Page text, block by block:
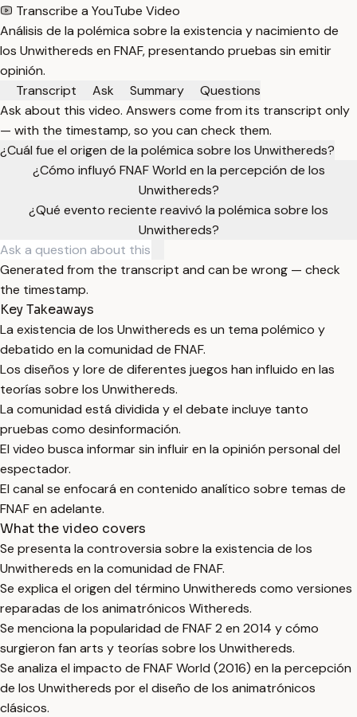
Transcribe a YouTube Video
Análisis de la polémica sobre la existencia y nacimiento de
los Unwithereds en FNAF, presentando pruebas sin emitir
opinión.
Transcript
Ask Summary
Questions
Ask about this video. Answers come from its transcript only
— with the timestamp, so you can check them.
¿Cuál fue el origen de la polémica sobre los Unwithereds?
¿Cómo influyó FNAF World en la percepción de los
Unwithereds?
¿Qué evento reciente reavivó la polémica sobre los
Unwithereds?
Generated from the transcript and can be wrong — check
the timestamp.
Key Takeaways
La existencia de los Unwithereds es un tema polémico y
debatido en la comunidad de FNAF.
Los diseños y lore de diferentes juegos han influido en las
teorías sobre los Unwithereds.
La comunidad está dividida y el debate incluye tanto
pruebas como desinformación.
El video busca informar sin influir en la opinión personal del
espectador.
El canal se enfocará en contenido analítico sobre temas de
FNAF en adelante.
What the video covers
Se presenta la controversia sobre la existencia de los
Unwithereds en la comunidad de FNAF.
Se explica el origen del término Unwithereds como versiones
reparadas de los animatrónicos Withereds.
Se menciona la popularidad de FNAF 2 en 2014 y cómo
surgieron fan arts y teorías sobre los Unwithereds.
Se analiza el impacto de FNAF World (2016) en la percepción
de los Unwithereds por el diseño de los animatrónicos
clásicos.